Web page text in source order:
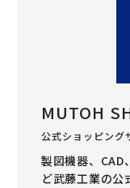
MUTOH
公式ショッピング
製図機器、CAD
ど武藤工業の公